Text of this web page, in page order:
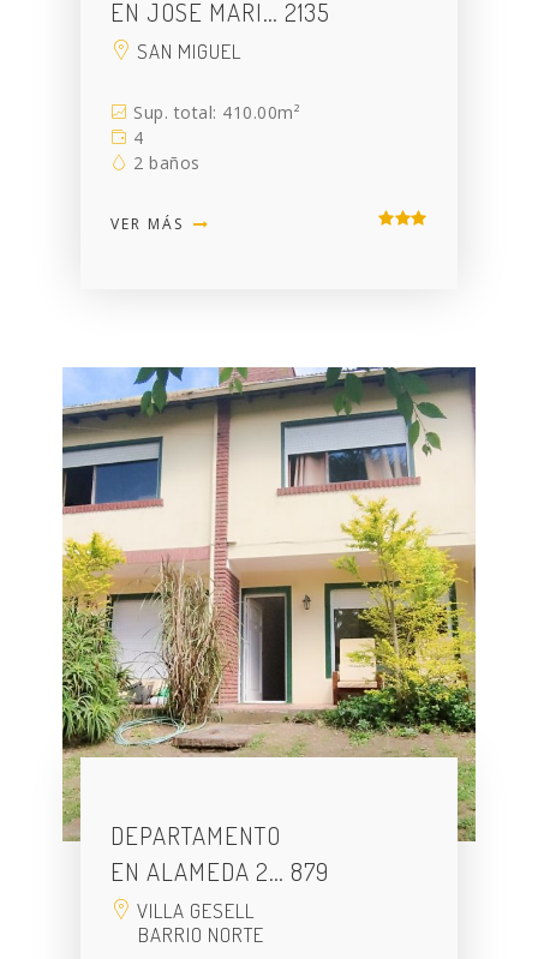
EN JOSE MARI… 2135
SAN MIGUEL
Sup. total: 410.00m²
4
2 baños
VER MÁS
DEPARTAMENTO
EN ALAMEDA 2… 879
VILLA GESELL
BARRIO NORTE